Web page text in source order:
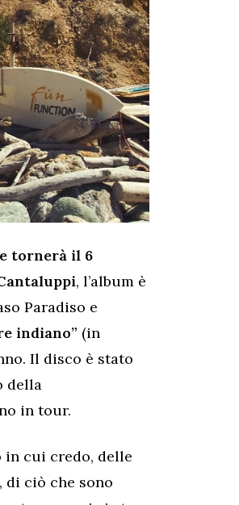
tornerà il 6
, l’album è
Paradiso e
indiano” (in
Il disco è stato
della
in tour.
in cui credo, delle
di ciò che sono